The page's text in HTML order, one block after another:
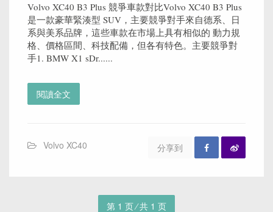
Volvo XC40 B3 Plus 競爭車款對比Volvo XC40 B3 Plus
是一款豪華緊湊型 SUV，主要競爭對手來自德系、日
系與美系品牌，這些車款在市場上具有相似的 動力規
格、價格區間、科技配備，但各有特色。主要競爭對
手1. BMW X1 sDr......
閱讀全文
Volvo XC40 分享到
第 1 页 ⁄ 共 1 页